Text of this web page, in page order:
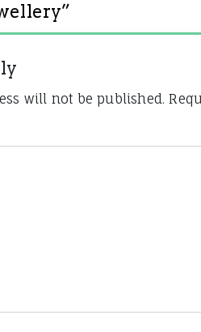
”
will not be published.